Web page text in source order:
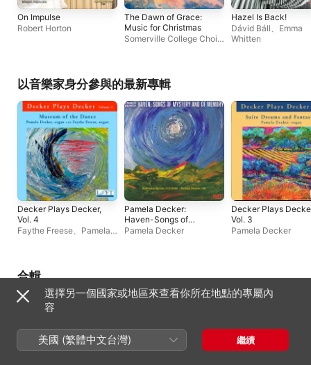
On Impulse
Robert Horton
The Dawn of Grace:
Music for Christmas
Somerville College Choir,
Hazel Is Back!
Dávid Báll、 Emma
Whitten
以音樂家身分參與的最新專輯
Decker Plays Decker,
Vol. 4
Faythe Freese、 Pamela
Pamela Decker:
Haven-Songs of
Mystery and of
Pamela Decker
Decker Plays
Vol. 3
Pamela Decker
合輯
選擇另一個國家或地區來查看你所在地點的專屬內
容
美國 (繁體中文台灣) 繼續